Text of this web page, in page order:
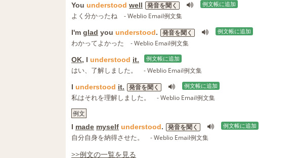
You understood well 発音を聞く 例文帳に追加
よく分かったね - Weblio Email例文集
I'm glad you understood. 発音を聞く 例文帳に追加
わかってよかった - Weblio Email例文集
OK, I understood it. 例文帳に追加
はい、了解しました。 - Weblio Email例文集
I understood it. 発音を聞く 例文帳に追加
私はそれを理解しました。
- Weblio Email例文集
例文
I made myself understood. 発音を聞く 例文帳に追加
自分自身を納得させた。 - Weblio Email例文集
>>例文の一覧を見る